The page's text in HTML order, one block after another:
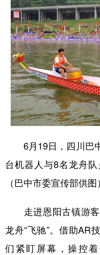
6月19日，四川巴
台机器人与8名龙舟队
（巴中市委宣传部供图）
走进恩阳古镇游客
龙舟“飞驰”。借助AR
们紧盯屏幕，操控